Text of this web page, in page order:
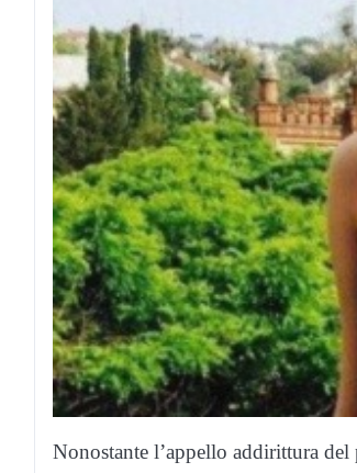
Nonostante l’appello addirittura